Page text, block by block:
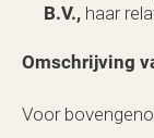
B.V., haar
Omschrijving
Voor